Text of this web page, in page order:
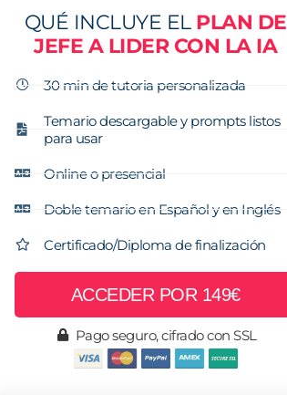
QUÉ INCLUYE EL PLAN DE
JEFE A LIDER CON LA IA
30 min de tutoria personalizada
Temario descargable y prompts listos
para usar
Online o presencial
Doble temario en Español y en Inglés
Certificado/Diploma de finalización
ACCEDER POR 149€
Pago seguro, cifrado con SSL